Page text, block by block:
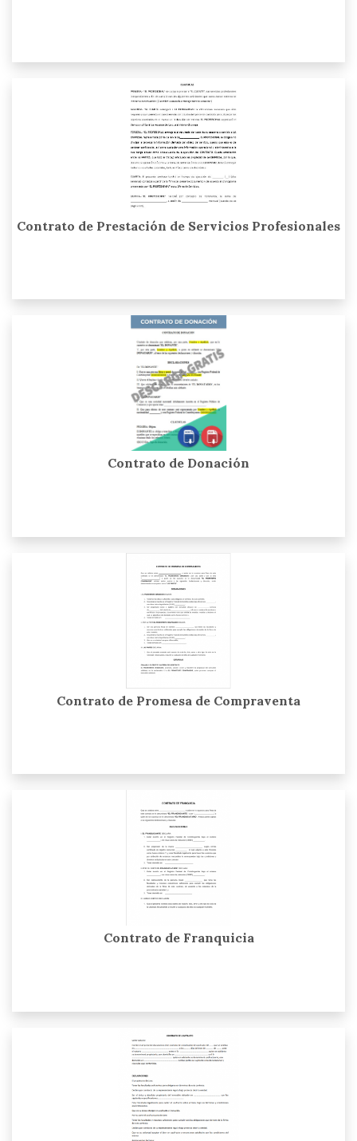
Contrato de Prestación de Servicios Profesionales
Contrato de Donación
Contrato de Promesa de Compraventa
Contrato de Franquicia